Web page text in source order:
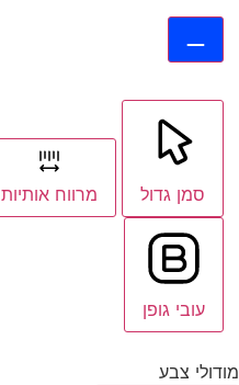
סמן גדול מרווח אותיות
עובי גופן
מודולי צבע